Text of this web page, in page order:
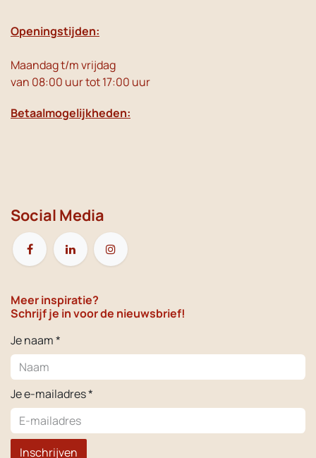
Openingstijden:
Maandag t/m vrijdag
van 08:00 uur tot 17:00 uur
Betaalmogelijkheden:
Social Media
Meer inspiratie?
Schrijf je in voor de nieuwsbrief!
Je naam *
Je e-mailadres *
Inschrijven